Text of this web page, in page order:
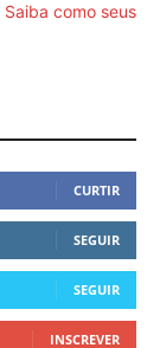
Saiba como seus
CURTIR
SEGUIR
SEGUIR
INSCREVER